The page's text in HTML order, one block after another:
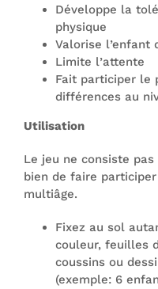
Développe la
physique
Valorise
Limite l’attente
Fait participer le
différences au
Utilisation
Le jeu ne consiste
bien de faire participer
multiâge.
Fixez au sol
couleur, feuilles
coussins ou
(exemple: 6